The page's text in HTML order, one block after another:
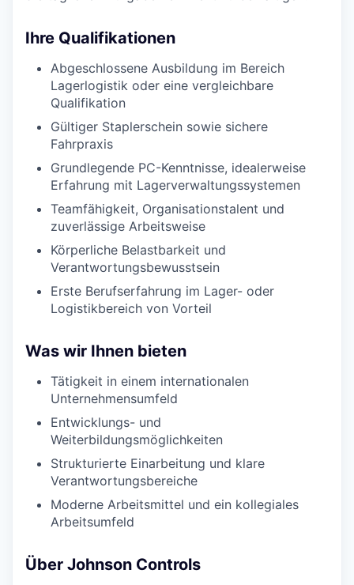
Ihre Qualifikationen
Abgeschlossene Ausbildung im Bereich
Lagerlogistik oder eine vergleichbare
Qualifikation
Gültiger Staplerschein sowie sichere
Fahrpraxis
Grundlegende PC-Kenntnisse, idealerweise
Erfahrung mit Lagerverwaltungssystemen
Teamfähigkeit, Organisationstalent und
zuverlässige Arbeitsweise
Körperliche Belastbarkeit und
Verantwortungsbewusstsein
Erste Berufserfahrung im Lager- oder
Logistikbereich von Vorteil
Was wir Ihnen bieten
Tätigkeit in einem internationalen
Unternehmensumfeld
Entwicklungs- und
Weiterbildungsmöglichkeiten
Strukturierte Einarbeitung und klare
Verantwortungsbereiche
Moderne Arbeitsmittel und ein kollegiales
Arbeitsumfeld
Über Johnson Controls